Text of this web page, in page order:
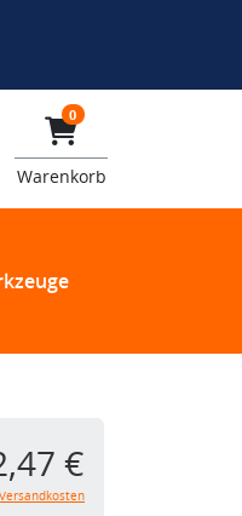
0
Warenkorb
€
Versandkosten